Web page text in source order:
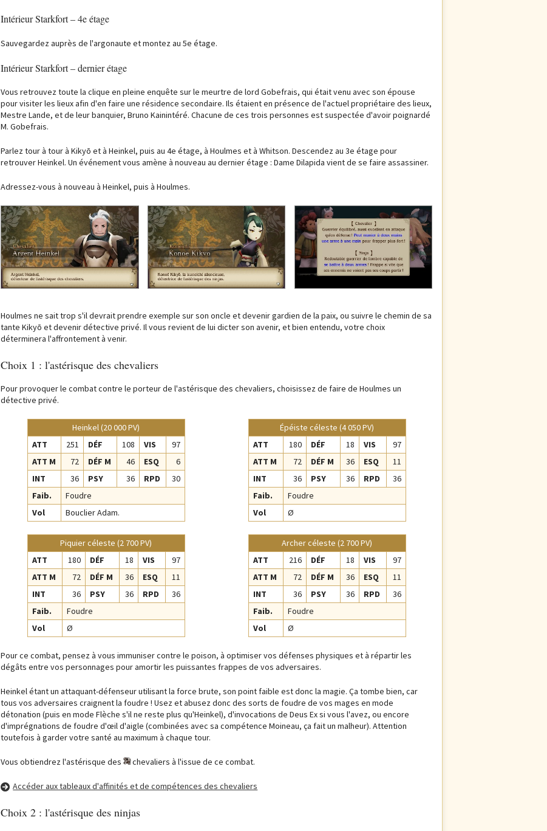
Intérieur Starkfort – 4e étage
Sauvegardez auprès de l'argonaute et montez au 5e étage.
Intérieur Starkfort – dernier étage
Vous retrouvez toute la clique en pleine enquête sur le meurtre de lord Gobefrais, qui était venu avec son épouse
pour visiter les lieux afin d'en faire une résidence secondaire. Ils étaient en présence de l'actuel propriétaire des lieux,
Mestre Lande, et de leur banquier, Bruno Kainintéré. Chacune de ces trois personnes est suspectée d'avoir poignardé
M. Gobefrais.
Parlez tour à tour à Kikyō et à Heinkel, puis au 4e étage, à Houlmes et à Whitson. Descendez au 3e étage pour
retrouver Heinkel. Un événement vous amène à nouveau au dernier étage : Dame Dilapida vient de se faire assassiner.
Adressez-vous à nouveau à Heinkel, puis à Houlmes.
Houlmes ne sait trop s'il devrait prendre exemple sur son oncle et devenir gardien de la paix, ou suivre le chemin de sa
tante Kikyō et devenir détective privé. Il vous revient de lui dicter son avenir, et bien entendu, votre choix
déterminera l'affrontement à venir.
Choix 1 : l'astérisque des chevaliers
Pour provoquer le combat contre le porteur de l'astérisque des chevaliers, choisissez de faire de Houlmes un
détective privé.
Heinkel (20 000 PV)
ATT
251 DÉF 108 VIS
97
ATT M
72 DÉF M 46 ESQ
6
INT
36 PSY 36 RPD
30
Faib.
Foudre
Vol
Bouclier Adam.
Épéiste céleste (4 050 PV)
ATT
180 DÉF 18 VIS
97
ATT M
72 DÉF M 36 ESQ
11
INT
36 PSY 36 RPD
36
Faib.
Foudre
Vol
Ø
Piquier céleste (2 700 PV)
ATT
180 DÉF 18 VIS
97
ATT M
72 DÉF M 36 ESQ
11
INT
36 PSY 36 RPD
36
Faib.
Foudre
Vol
Ø
Archer céleste (2 700 PV)
ATT
216 DÉF 18 VIS
97
ATT M
72 DÉF M 36 ESQ
11
INT
36 PSY 36 RPD
36
Faib.
Foudre
Vol
Ø
Pour ce combat, pensez à vous immuniser contre le poison, à optimiser vos défenses physiques et à répartir les
dégâts entre vos personnages pour amortir les puissantes frappes de vos adversaires.
Heinkel étant un attaquant-défenseur utilisant la force brute, son point faible est donc la magie. Ça tombe bien, car
tous vos adversaires craignent la foudre ! Usez et abusez donc des sorts de foudre de vos mages en mode
détonation (puis en mode Flèche s'il ne reste plus qu'Heinkel), d'invocations de Deus Ex si vous l'avez, ou encore
d'imprégnations de foudre d'œil d'aigle (combinées avec sa compétence Moineau, ça fait un malheur). Attention
toutefois à garder votre santé au maximum à chaque tour.
Vous obtiendrez l'astérisque des chevaliers à l'issue de ce combat.
Accéder aux tableaux d'affinités et de compétences des chevaliers
Choix 2 : l'astérisque des ninjas